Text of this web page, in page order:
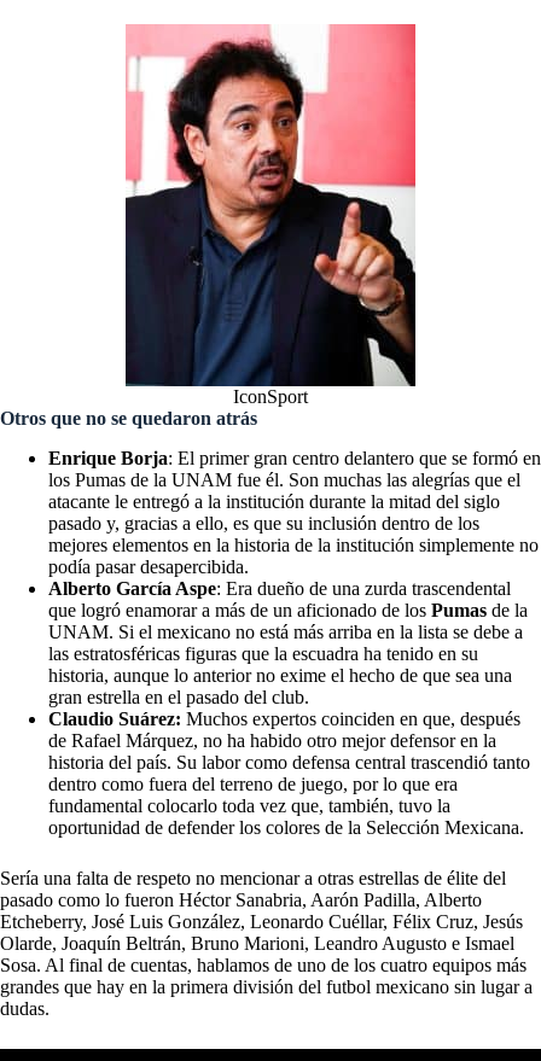
IconSport
Otros que no se quedaron atrás
Enrique Borja: El primer gran centro delantero que se formó en
los Pumas de la UNAM fue él. Son muchas las alegrías que el
atacante le entregó a la institución durante la mitad del siglo
pasado y, gracias a ello, es que su inclusión dentro de los
mejores elementos en la historia de la institución simplemente no
podía pasar desapercibida.
Alberto García Aspe: Era dueño de una zurda trascendental
que logró enamorar a más de un aficionado de los Pumas de la
UNAM. Si el mexicano no está más arriba en la lista se debe a
las estratosféricas figuras que la escuadra ha tenido en su
historia, aunque lo anterior no exime el hecho de que sea una
gran estrella en el pasado del club.
Claudio Suárez: Muchos expertos coinciden en que, después
de Rafael Márquez, no ha habido otro mejor defensor en la
historia del país. Su labor como defensa central trascendió tanto
dentro como fuera del terreno de juego, por lo que era
fundamental colocarlo toda vez que, también, tuvo la
oportunidad de defender los colores de la Selección Mexicana.
Sería una falta de respeto no mencionar a otras estrellas de élite del
pasado como lo fueron Héctor Sanabria, Aarón Padilla, Alberto
Etcheberry, José Luis González, Leonardo Cuéllar, Félix Cruz, Jesús
Olarde, Joaquín Beltrán, Bruno Marioni, Leandro Augusto e Ismael
Sosa. Al final de cuentas, hablamos de uno de los cuatro equipos más
grandes que hay en la primera división del futbol mexicano sin lugar a
dudas.